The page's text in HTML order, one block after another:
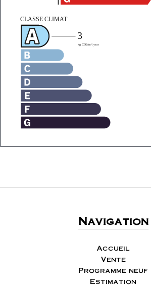
Navigation
Accueil
Vente
Programme neuf
Estimation